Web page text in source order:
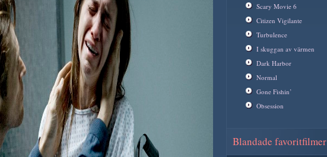
Scary Movie 6
Citizen Vigilante
Turbulence
I skuggan av värmen
Dark Harbor
Normal
Gone Fishin’
Obsession
Blandade favoritfilmer